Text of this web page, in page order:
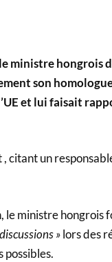
ministre hongrois
son
et lui faisait
citant un
le ministre hongrois
»lors des
possibles.